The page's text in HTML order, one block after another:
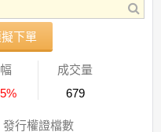
下單
成交量
679
發行權證檔數